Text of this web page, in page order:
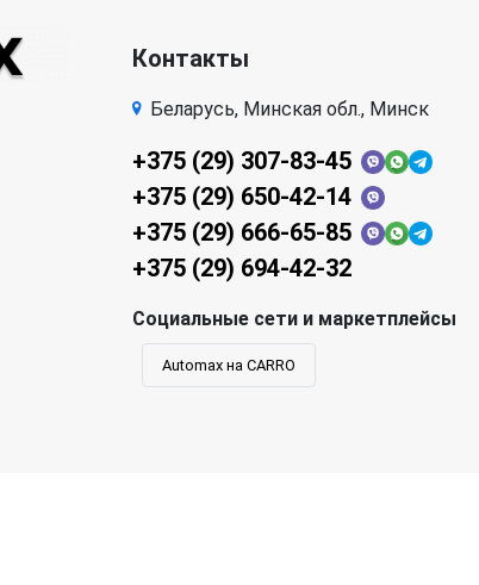
Контакты
Беларусь, Минская обл., Минск
+375 (29) 307-83-45
+375 (29) 650-42-14
+375 (29) 666-65-85
+375 (29) 694-42-32
Социальные сети и маркетплейсы
Automax на CARRO